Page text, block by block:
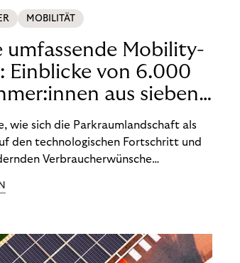
MOBILITÄT
umfassende Mobility-
Einblicke von 6.000
aus sieben
in den Nordics und
wie sich die Parkraumlandschaft als
den technologischen Fortschritt und
Verbraucherwünsche